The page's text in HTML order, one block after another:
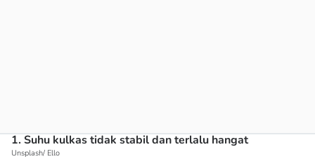
1. Suhu kulkas tidak stabil dan terlalu hangat
Unsplash/ Ello